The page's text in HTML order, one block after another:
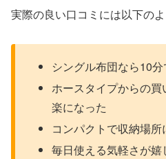
実際の良い口コミには以下の
シングル布団なら10
ホースタイプからの
楽になった
コンパクトで収納場所
毎日使える気軽さが嬉